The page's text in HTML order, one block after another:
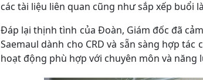
các tài liệu liên quan cũng như sắp xếp buổi
Đáp lại thịnh tình của Đoàn, Giám đốc đã
Saemaul dành cho CRD và sẵn sàng hợp
hoạt động phù hợp với chuyên môn và năng